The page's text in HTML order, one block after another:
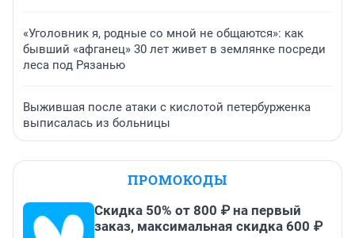
«Уголовник я, родные со мной не общаются»: как
бывший «афганец» 30 лет живет в землянке посреди
леса под Рязанью
Выжившая после атаки с кислотой петербурженка
выписалась из больницы
ПРОМОКОДЫ
Скидка 50% от 800 ₽ на первый
заказ, максимальная скидка 600 ₽